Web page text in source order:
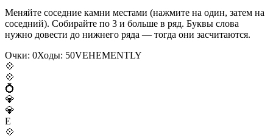
Меняйте соседние камни местами (нажмите на один, затем на
соседний). Собирайте по 3 и больше в ряд. Буквы слова
нужно довести до нижнего ряда — тогда они засчитаются.
Очки: 0Ходы: 50VEHEMENTLY
💠
💠
💍
💎
💎
E
💠